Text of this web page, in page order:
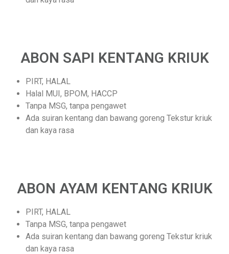
ABON SAPI KENTANG KRIUK
PIRT, HALAL
Halal MUI, BPOM, HACCP
Tanpa MSG, tanpa pengawet
Ada suiran kentang dan bawang goreng Tekstur kriuk
dan kaya rasa
ABON AYAM KENTANG KRIUK
PIRT, HALAL
Tanpa MSG, tanpa pengawet
Ada suiran kentang dan bawang goreng Tekstur kriuk
dan kaya rasa